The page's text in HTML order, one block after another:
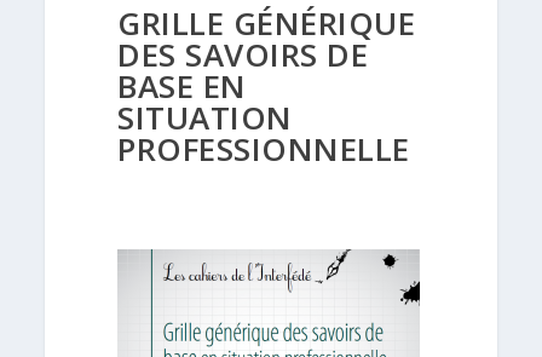
GRILLE GÉNÉRIQUE
DES SAVOIRS DE
BASE EN
SITUATION
PROFESSIONNELLE